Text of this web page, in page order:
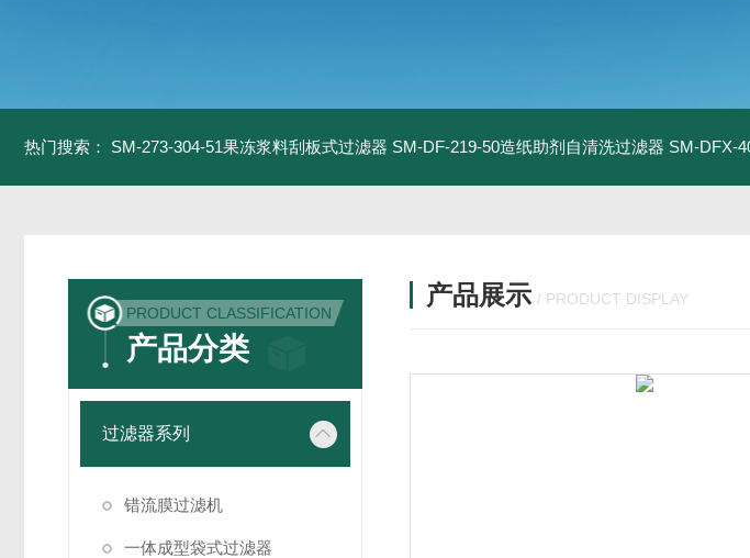
热门搜索： SM-273-304-51果冻浆料刮板式过滤器 SM-DF-219-50造纸助剂自清洗过滤器 SM-DFX-
PRODUCT CLASSIFICATION
产品分类
过滤器系列
错流膜过滤机
一体成型袋式过滤器
产品展示 / PRODUCT DISPLAY